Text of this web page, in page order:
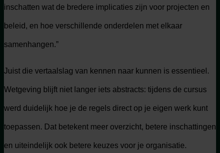
inschatten wat de bredere implicaties zijn voor projecten en
beleid, en hoe verschillende onderdelen met elkaar
samenhangen.”
Juist die vertaalslag van kennen naar kunnen is essentieel.
Wetgeving blijft niet langer iets abstracts: tijdens de cursus
werd duidelijk hoe je de regels direct op je eigen werk kunt
toepassen. Dat betekent meer overzicht, betere inschattingen
en uiteindelijk ook betere keuzes voor je organisatie.